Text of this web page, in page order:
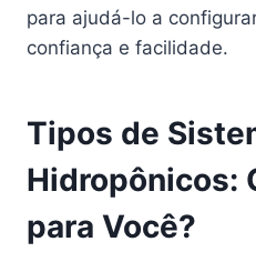
para ajudá-lo a
confiança e facilidade.
Tipos de
Hidropônicos:
para Você?